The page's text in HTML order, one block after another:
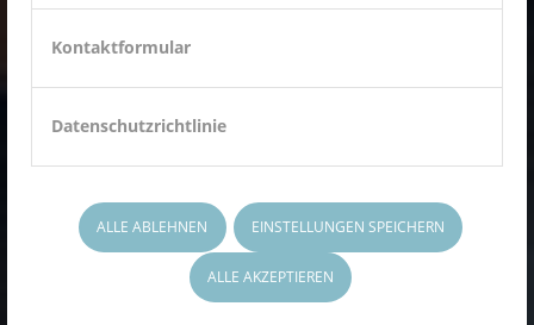
Kontaktformular
Datenschutzrichtlinie
ALLE ABLEHNEN EINSTELLUNGEN SPEICHERN
ALLE AKZEPTIEREN